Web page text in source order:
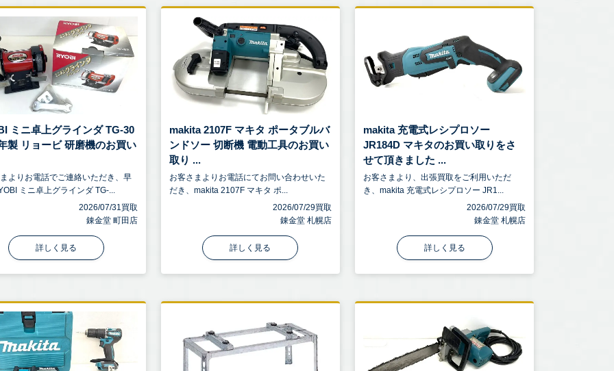
ミニ卓上グラインダ TG-30
製 リョービ 研磨機のお買い
よりお電話でご連絡いただき、早
ミニ卓上グラインダ TG-...
2026/07/31買取
錬金堂 町田店
詳しく見る
makita 2107F マキタ ポータブルバ
ンドソー 切断機 電動工具のお買い
取り ...
お客さまよりお電話にてお問い合わせいた
だき、makita 2107F マキタ ポ...
2026/07/29買取
錬金堂 札幌店
詳しく見る
makita 充電式レシプロソー
JR184D マキタのお買い取りをさ
せて頂きました ...
お客さまより、出張買取をご利用いただ
き、makita 充電式レシプロソー JR1...
2026/07/29買取
錬金堂 札幌店
詳しく見る